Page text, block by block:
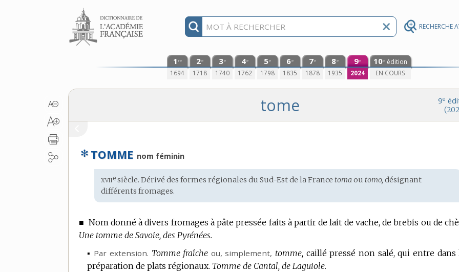
RECHERCHE
Aller au contenu
1 re
1694
2e
1718
3e
1740
4e
1762
5e
1798
6e
1835
7e
1878
8e
1935
9e
2024
10e édition
EN COURS
9e
tome
✻ TOMME nom féminin
Étymologie
:
xviie siècle. Dérivé des formes régionales duSud-Est de la France tomaoutomo, désignant
différents fromages.
■ Nom donné à divers fromages à pâte pressée faits à partir de lait de vache, de brebis ou de
Une tomme de Savoie, des Pyrénées.
▪ Par extension. Tomme fraîche ou, simplement, tomme, caillé pressé non salé, qui entre dans
préparation de plats régionaux. Tomme de Cantal, de Laguiole.